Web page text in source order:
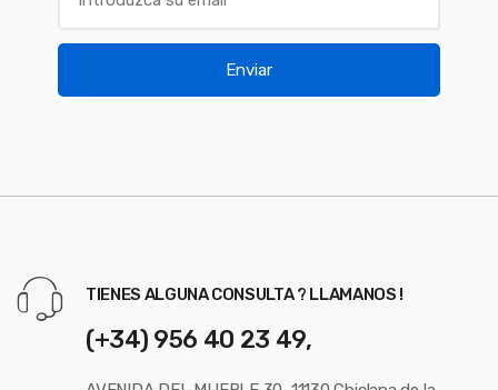
Enviar
TIENES ALGUNA CONSULTA ? LLAMANOS !
(+34) 956 40 23 49,